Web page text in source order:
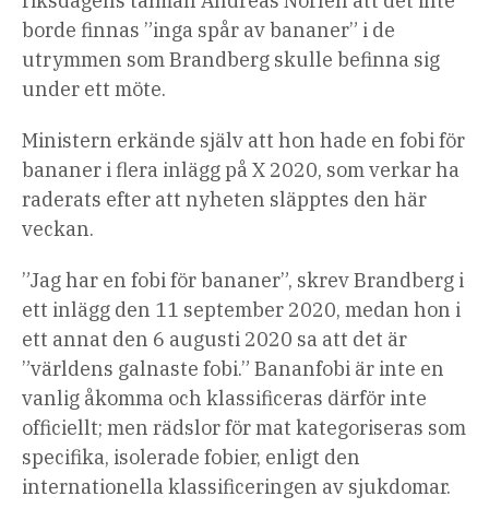
borde finnas ”inga spår av bananer” i de
utrymmen som Brandberg skulle befinna sig
under ett möte.
Ministern erkände själv att hon hade en fobi för
bananer i flera inlägg på X 2020, som verkar ha
raderats efter att nyheten släpptes den här
veckan.
”Jag har en fobi för bananer”, skrev Brandberg i
ett inlägg den 11 september 2020, medan hon i
ett annat den 6 augusti 2020 sa att det är
”världens galnaste fobi.” Bananfobi är inte en
vanlig åkomma och klassificeras därför inte
officiellt; men rädslor för mat kategoriseras som
specifika, isolerade fobier, enligt den
internationella klassificeringen av sjukdomar.